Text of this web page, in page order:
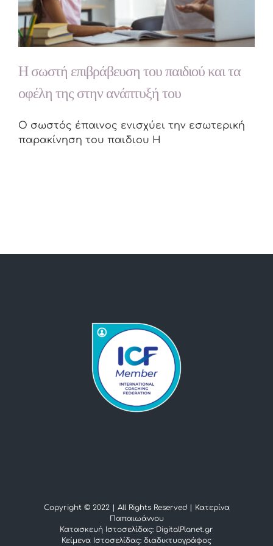
Η σωστή επιβράβευση του παιδιού και τα
οφέλη της στην ανάπτυξή του
O σωστός έπαινος ενισχύει την εσωτερική
παρακίνηση του παιδιου Η
Copyright © 2022 | All Rights Reserved |
Κατερίνα
Παπαιωάννου
Κατασκευή Ιστοσελίδας: DigitalPlanet.gr
Κείμενα Ιστοσελίδας: διαδικτυογράφος